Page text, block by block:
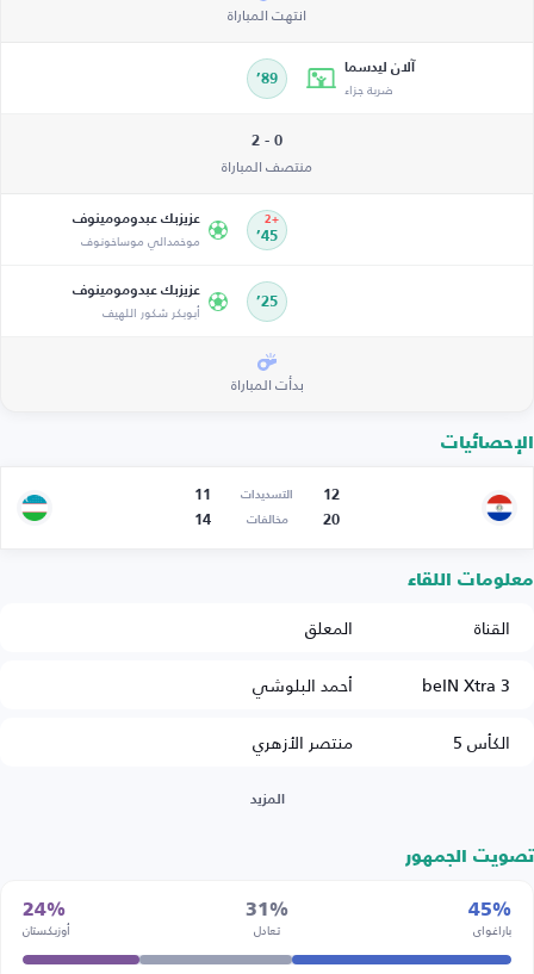
انتهت المباراة
آلان ليدسما
ضربة جزاء 89’
0 - 2
منتصف المباراة
45’
+2 عزيزبك عبدومومينوف
موخمدالي موساخونوف
25’
عزيزبك عبدومومينوف
أبوبكر شكور اللهيف
بدأت المباراة
الإحصائيات
12 التسديدات
11
20
مخالفات 14
معلومات اللقاء
القناة
المعلق
beIN Xtra 3
أحمد البلوشي
الكأس 5
منتصر الأزهري
المزيد
تصويت الجمهور
45%
باراغواي
31%
تعادل
24%
أوزبكستان